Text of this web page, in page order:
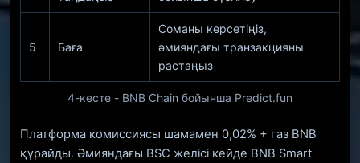
4-кесте - BNB Chain бойынша Predict.fun
5 Баға
Соманы көрсетіңіз,
әмияндағы транзакцияны
растаңыз
Платформа комиссиясы шамамен 0,02% + газ BNB
құрайды. Әмияндағы BSC желісі кейде BNB Smart